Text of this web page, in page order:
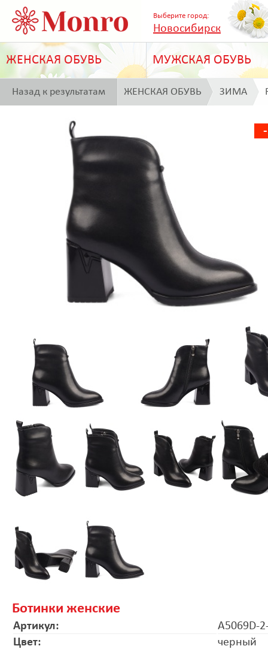
Выберите город:
Новосибирск
ЖЕНСКАЯ ОБУВЬ МУЖСКАЯ ОБУВЬ
Назад к результатам ЖЕНСКАЯ ОБУВЬ ЗИМА
Ботинки женские
Артикул:
A5069D-
Цвет:
черный